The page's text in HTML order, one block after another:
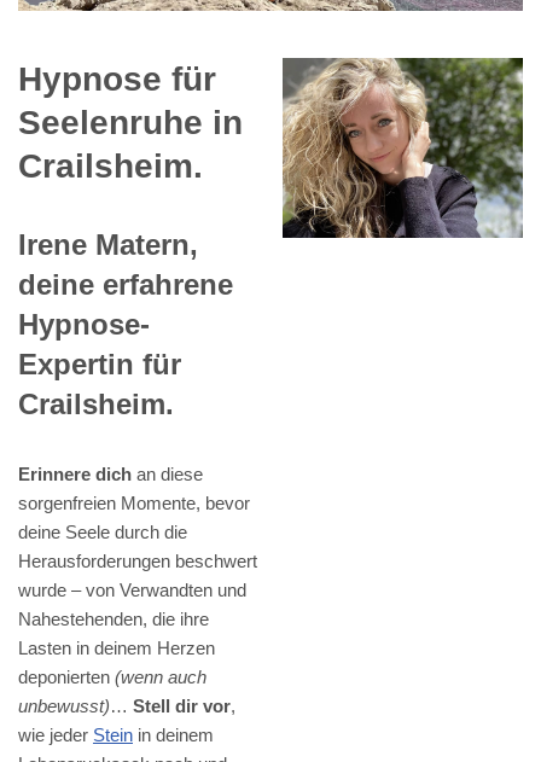
Hypnose für
Seelenruhe in
Crailsheim.
Irene Matern,
deine erfahrene
Hypnose-
Expertin für
Crailsheim.
Erinnere dich an diese
sorgenfreien Momente, bevor
deine Seele durch die
Herausforderungen beschwert
wurde – von Verwandten und
Nahestehenden, die ihre
Lasten in deinem Herzen
deponierten (wenn auch
unbewusst)… Stell dir vor,
wie jeder Stein in deinem